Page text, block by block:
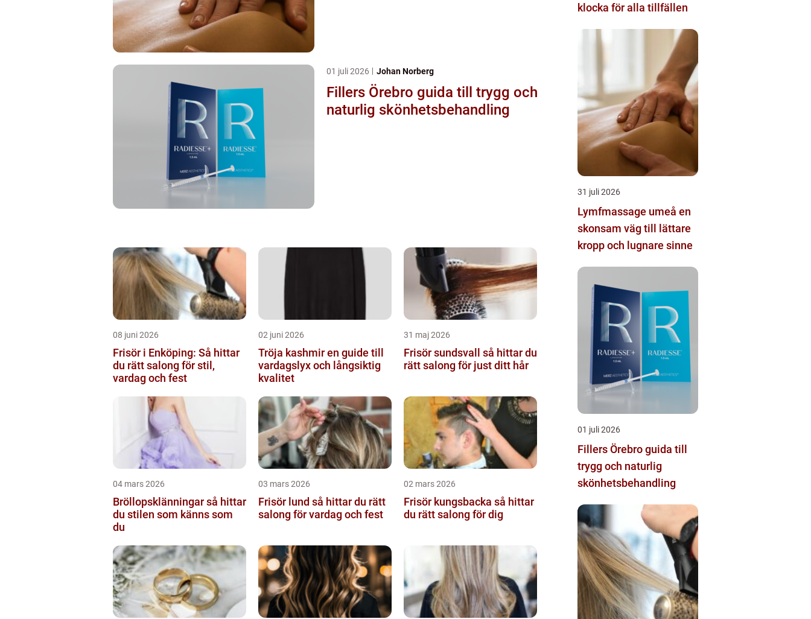
01 juli 2026 Johan Norberg
Fillers Örebro guida till trygg och
naturlig skönhetsbehandling
08 juni 2026
Frisör i Enköping: Så hittar
du rätt salong för stil,
vardag och fest
02 juni 2026
Tröja kashmir en guide till
vardagslyx och långsiktig
kvalitet
31 maj 2026
Frisör sundsvall så hittar du
rätt salong för just ditt hår
04 mars 2026
Bröllopsklänningar så hittar
du stilen som känns som
du
03 mars 2026
Frisör lund så hittar du rätt
salong för vardag och fest
02 mars 2026
Frisör kungsbacka så hittar
du rätt salong för dig
klocka för alla tillfällen
31 juli 2026
Lymfmassage umeå en
skonsam väg till lättare
kropp och lugnare sinne
01 juli 2026
Fillers Örebro guida till
trygg och naturlig
skönhetsbehandling